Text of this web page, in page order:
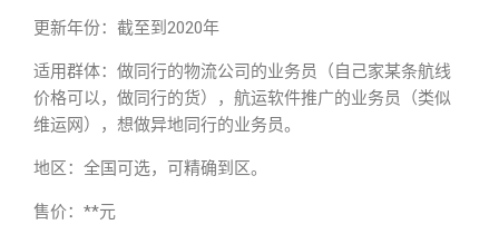
更新年份：截至到2020年
适用群体：做同行的物流公司的业务员（自己家某条航线
价格可以，做同行的货），航运软件推广的业务员（类似
维运网），想做异地同行的业务员。
地区：全国可选，可精确到区。
售价：**元